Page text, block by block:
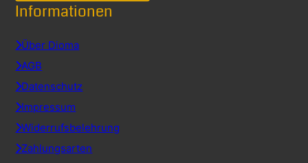
Informationen
Über Dioma
AGB
Datenschutz
Impressum
Widerrufsbelehrung
Zahlungsarten